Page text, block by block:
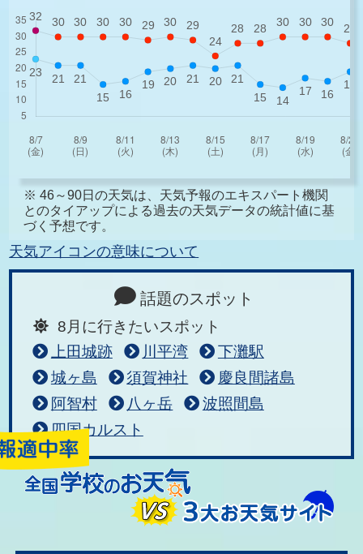
※ 46～90日の天気は、天気予報のエキスパート機関
とのタイアップによる過去の天気データの統計値に基
づく予想です。
天気アイコンの意味について
話題のスポット
8月に行きたいスポット
上田城跡
川平湾
下灘駅
城ヶ島
須賀神社
慶良間諸島
阿智村
八ヶ岳
波照間島
四国カルスト